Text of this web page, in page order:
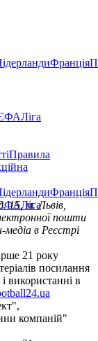
Франція
Ліга
Правила
Франція
Ліга
15, м. Львів,
пошти
в Реєстрі
21 року
посилання
використанні в
компаній"